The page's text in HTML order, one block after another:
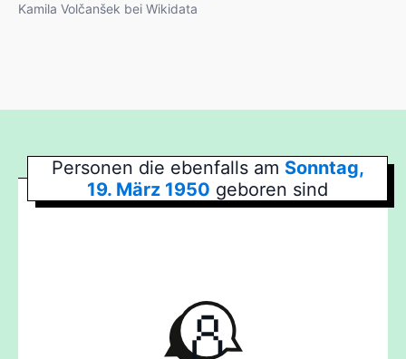
Kamila Volčanšek bei Wikidata
Personen die ebenfalls am Sonntag,
19. März 1950 geboren sind